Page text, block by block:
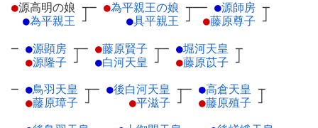
●源高明の娘 ┬
●為平親王 ┘
─ ●為平親王の娘 ┬
●具平親王 ┘
── ●源師房 ┬
●藤原尊子 ┘
─ ●源顕房 ┬
●源隆子 ┘
─ ●藤原賢子 ┬
●白河天皇 ┘
─ ●堀河天皇 ┬
●藤原苡子 ┘
─ ●鳥羽天皇 ┬
●藤原璋子 ┘
─ ●後白河天皇 ┬
●平滋子 ┘
─ ●高倉天皇 ┬
●藤原殖子 ┘